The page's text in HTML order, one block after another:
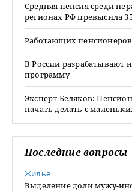
Средняя пенсия среди
регионах РФ превысила
Работающих
В России разрабатывают
программу
Эксперт Беляков:
начать делать с
Последние вопросы
Жилье
Выделение доли мужу-